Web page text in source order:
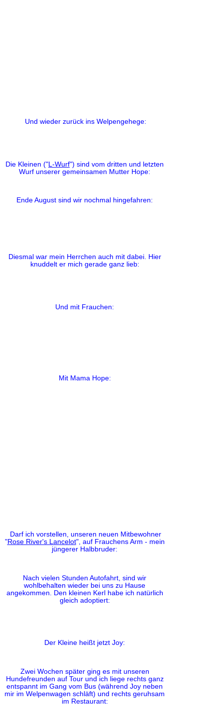
Und wieder zurück ins Welpengehege:
Die Kleinen ("L-Wurf") sind vom dritten und letzten
Wurf unserer gemeinsamen Mutter Hope:
Ende August sind wir nochmal hingefahren:
Diesmal war mein Herrchen auch mit dabei. Hier
knuddelt er mich gerade ganz lieb:
Und mit Frauchen:
Mit Mama Hope:
Darf ich vorstellen, unseren neuen Mitbewohner
"Rose River's Lancelot", auf Frauchens Arm - mein
jüngerer Halbbruder:
Nach vielen Stunden Autofahrt, sind wir
wohlbehalten wieder bei uns zu Hause
angekommen. Den kleinen Kerl habe ich natürlich
gleich adoptiert:
Der Kleine heißt jetzt Joy:
Zwei Wochen später ging es mit unseren
Hundefreunden auf Tour und ich liege rechts ganz
entspannt im Gang vom Bus (während Joy neben
mir im Welpenwagen schläft) und rechts geruhsam
im Restaurant: